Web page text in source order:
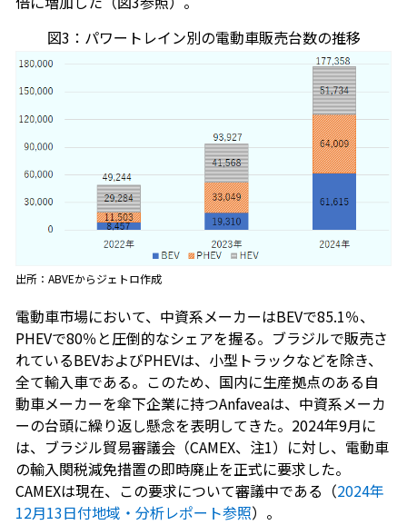
図3：パワートレイン別の電動車販売台数の推移
出所：ABVEからジェトロ作成
電動車市場において、中資系メーカーはBEVで85.1％、
PHEVで80％と圧倒的なシェアを握る。ブラジルで販売さ
れているBEVおよびPHEVは、小型トラックなどを除き、
全て輸入車である。このため、国内に生産拠点のある自
動車メーカーを傘下企業に持つAnfaveaは、中資系メーカ
ーの台頭に繰り返し懸念を表明してきた。2024年9月に
は、ブラジル貿易審議会（CAMEX、注1）に対し、電動車
の輸入関税減免措置の即時廃止を正式に要求した。
CAMEXは現在、この要求について審議中である（2024年
12月13日付地域・分析レポート参照）。